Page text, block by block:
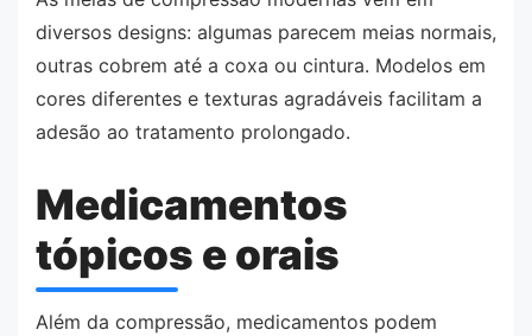
diversos designs: algumas parecem meias normais,
outras cobrem até a coxa ou cintura. Modelos em
cores diferentes e texturas agradáveis facilitam a
adesão ao tratamento prolongado.
Medicamentos
tópicos e orais
Além da compressão, medicamentos podem